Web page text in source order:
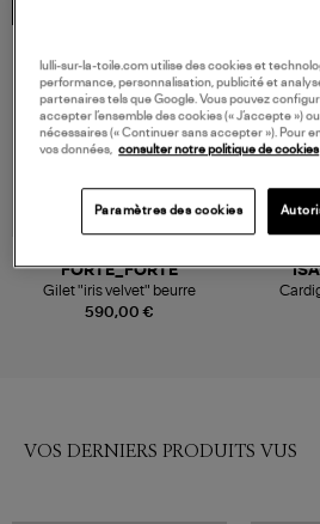
590,00 €
FORTE_FORTE
Gilet "iris velvet" beurre
VOS DERNIERS PRODUITS VUS
lulli-sur-la-toile.com utilise des cookies et
performance, personnalisation, publicité et
partenaires tels que Google. Vous pouvez
accepter l’ensemble des cookies (« J’accepte »)
nécessaires (« Continuer sans accepter »). Pour
vos données, consulter notre politique de cookies
Paramètres des cookies